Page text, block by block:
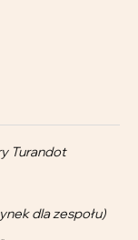
Turandot
dla zespołu)